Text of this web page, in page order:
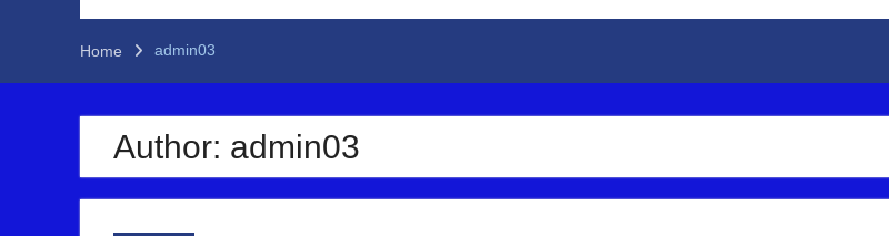
Home admin03
Author: admin03